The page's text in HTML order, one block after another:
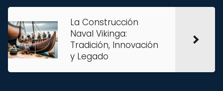
La Construcción
Naval Vikinga:
Tradición, Innovación
y Legado